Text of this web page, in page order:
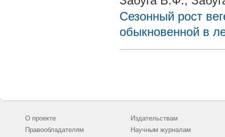
Сезонный рост
обыкновенной в
О проекте
Правообладателям
Издательствам
Научным журналам